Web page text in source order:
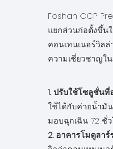
Foshan CCP
แยกส่วนก่อตั้งขึ้น
คอนเทนเนอร์วิล
ความเชี่ยวชาญใ
1. ปรับใช้โซลูชั่นที่
ใช้ได้กับค่ายน้ำมั
มอบฉุกเฉิน 72 ชั่
2. อาคารโมดูลาร์